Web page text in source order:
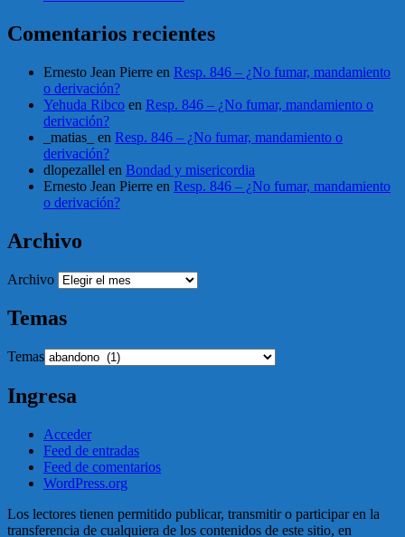
Comentarios recientes
Ernesto Jean Pierre en Resp. 846 – ¿No fumar, mandamiento
o derivación?
Yehuda Ribco en Resp. 846 – ¿No fumar, mandamiento o
derivación?
_matias_
en Resp. 846 – ¿No fumar, mandamiento o
derivación?
dlopezallel en Bondad y misericordia
Ernesto Jean Pierre en Resp. 846 – ¿No fumar, mandamiento
o derivación?
Archivo
Archivo
Temas
Temas
Ingresa
Acceder
Feed de entradas
Feed de comentarios
WordPress.org
Los lectores tienen permitido publicar, transmitir o participar en la
transferencia de cualquiera de los contenidos de este sitio, en